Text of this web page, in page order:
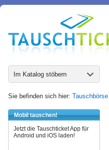
Im Katalog stöbern
Sie befinden sich hier: Tauschbörse
Mobil tauschen!
Jetzt die Tauschticket App für
Android und iOS laden!